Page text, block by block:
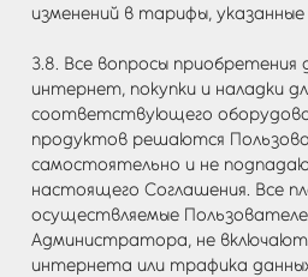
изменений в тарифы,
3.8. Все вопросы
интернет, покупки и наладки
соответствующего
продуктов решаются
самостоятельно и не
настоящего Соглашения. Все
осуществляемые
Администратора, не
интернета или трафика